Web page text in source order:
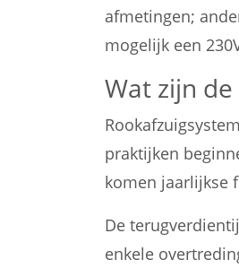
afmetingen;
mogelijk een
Wat zijn
praktijken
komen jaarlijkse
De
enkele